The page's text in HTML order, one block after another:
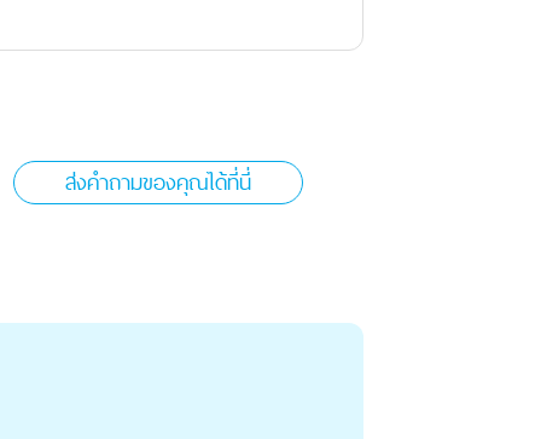
ส่งคำถามของคุณได้ที่นี่